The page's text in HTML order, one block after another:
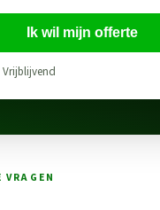
Ik wil mijn offerte
Vrijblijvend
VRAGEN